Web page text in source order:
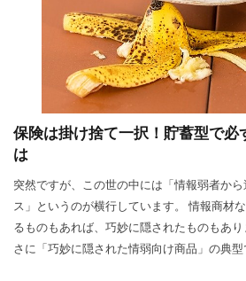
保険は掛け捨て一択！貯蓄型で必
は
突然ですが、この世の中には「情報弱者か
ス」というのが横行しています。 情報商材
るものもあれば、巧妙に隠されたものもあ
さに「巧妙に隠された情弱向け商品」の典型